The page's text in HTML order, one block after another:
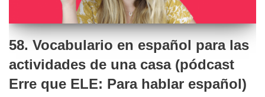
58. Vocabulario en español para las
actividades de una casa (pódcast
Erre que ELE: Para hablar español)